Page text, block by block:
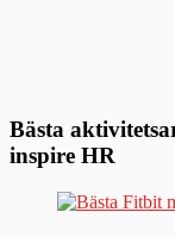
Bästa
inspire HR